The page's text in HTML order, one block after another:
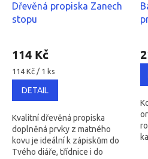
Dřevěná propiska Zanech
stopu
114 Kč
Měrná
cena:
114 Kč / 1 ks
DETAIL
Kvalitní dřevěná propiska
doplněná prvky z matného
kovu je ideální k zápiskům do
Tvého diáře, třídnice i do
5